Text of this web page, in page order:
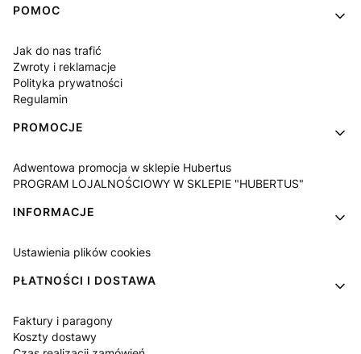
Linki w stopce
POMOC
Jak do nas trafić
Zwroty i reklamacje
Polityka prywatności
Regulamin
PROMOCJE
Adwentowa promocja w sklepie Hubertus
PROGRAM LOJALNOŚCIOWY W SKLEPIE "HUBERTUS"
INFORMACJE
Ustawienia plików cookies
PŁATNOŚCI I DOSTAWA
Faktury i paragony
Koszty dostawy